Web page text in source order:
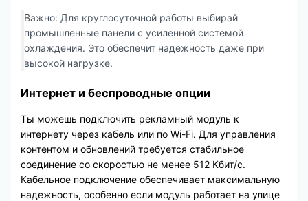
Важно: Для круглосуточной работы выбирай
промышленные панели с усиленной системой
охлаждения. Это обеспечит надежность даже при
высокой нагрузке.
Интернет и беспроводные опции
Ты можешь подключить рекламный модуль к
интернету через кабель или по Wi-Fi. Для управления
контентом и обновлений требуется стабильное
соединение со скоростью не менее 512 Кбит/с.
Кабельное подключение обеспечивает максимальную
надежность, особенно если модуль работает на улице